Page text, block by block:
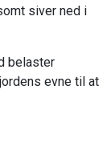
siver ned i
belaster
evne til at